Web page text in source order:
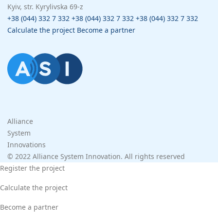
Kyiv, str. Kyrylivska 69-z
+38 (044) 332 7 332 +38 (044) 332 7 332 +38 (044) 332 7 332
Calculate the project Become a partner
Alliance
System
Innovations
© 2022 Alliance System Innovation. All rights reserved
Register the project
Calculate the project
Become a partner